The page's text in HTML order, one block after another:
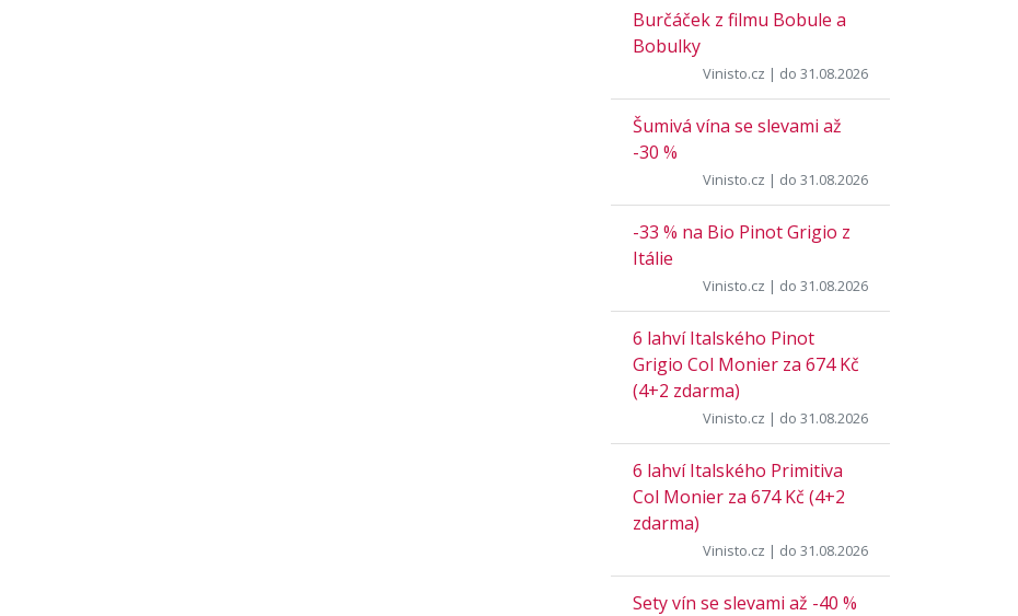
Burčáček z filmu Bobule a
Bobulky
Vinisto.cz | do 31.08.2026
Šumivá vína se slevami až
-30 %
Vinisto.cz | do 31.08.2026
-33 % na Bio Pinot Grigio z
Itálie
Vinisto.cz | do 31.08.2026
6 lahví Italského Pinot
Grigio Col Monier za 674 Kč
(4+2 zdarma)
Vinisto.cz | do 31.08.2026
6 lahví Italského Primitiva
Col Monier za 674 Kč (4+2
zdarma)
Vinisto.cz | do 31.08.2026
Sety vín se slevami až -40 %